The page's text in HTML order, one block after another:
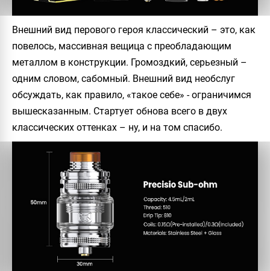
Внешний вид перового героя классический – это, как
повелось, массивная вещица с преобладающим
металлом в конструкции. Громоздкий, серьезный –
одним словом, сабомный. Внешний вид необслуг
обсуждать, как правило, «такое себе» - ограничимся
вышесказанным. Стартует обнова всего в двух
классических оттенках – ну, и на том спасибо.